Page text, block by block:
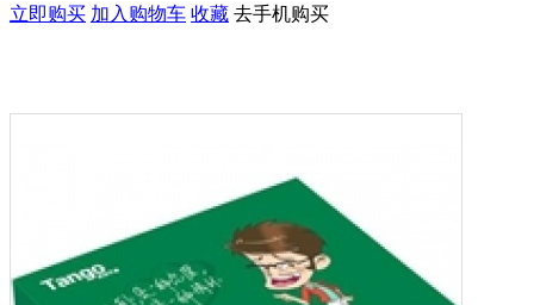
立即购买 加入购物车 收藏 去手机购买